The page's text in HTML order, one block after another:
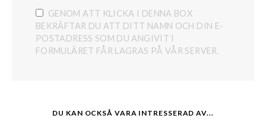
GENOM ATT KLICKA I DENNA BOX
BEKRÄFTAR DU ATT DITT NAMN OCH DIN E-
POSTADRESS SOM DU ANGIVIT I
FORMULÄRET FÅR LAGRAS PÅ VÅR SERVER.
DU KAN OCKSÅ VARA INTRESSERAD AV...